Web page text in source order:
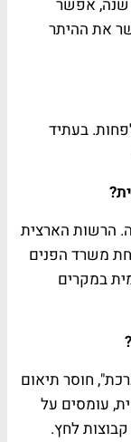
שנה, אפשר
את ההיתר
דיור לפחות. בעתיד
הרשות הארצית
משרד הפנים
במקרים
חוסר תיאום
עומסים על
לחץ.